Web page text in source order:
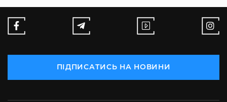
ПІДПИСАТИСЬ НА НОВИНИ